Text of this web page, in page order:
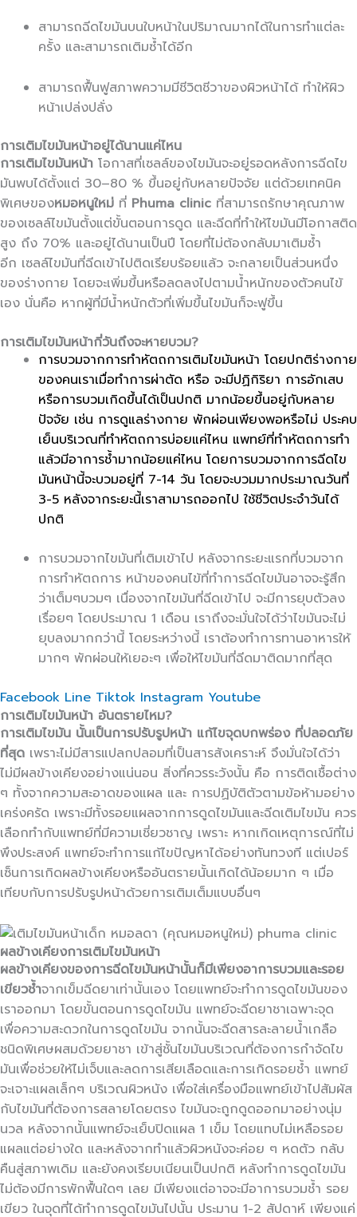
สามารถฉีดไขมันบนใบหน้าในปริมาณมากได้ในการทำแต่ละ
ครั้ง และสามารถเติมซ้ำได้อีก
สามารถฟื้นฟูสภาพความมีชีวิตชีวาของผิวหน้าได้ ทำให้ผิว
หน้าเปล่งปลั่ง
การเติมไขมันหน้าอยู่ได้นานแค่ไหน
การเติมไขมันหน้า โอกาสที่เซลล์ของไขมันจะอยู่รอดหลังการฉีดไข
มันพบได้ตั้งแต่ 30–80 % ขึ้นอยู่กับหลายปัจจัย แต่ด้วยเทคนิค
พิเศษของหมอหนูใหม่ ที่ Phuma clinic ที่สามารถรักษาคุณภาพ
ของเซลล์ไขมันตั้งแต่ขั้นตอนการดูด และฉีดที่ทำให้ไขมันมีโอกาสติด
สูง ถึง 70% และอยู่ได้นานเป็นปี โดยที่ไม่ต้องกลับมาเติมซ้ำ
อีก เซลล์ไขมันที่ฉีดเข้าไปติดเรียบร้อยแล้ว จะกลายเป็นส่วนหนึ่ง
ของร่างกาย โดยจะเพิ่มขึ้นหรือลดลงไปตามน้ำหนักของตัวคนไข้
เอง นั่นคือ หากผู้ที่มีน้ำหนักตัวที่เพิ่มขึ้นไขมันก็จะฟูขึ้น
การเติมไขมันหน้ากี่วันถึงจะหายบวม?
การบวมจากการทำหัตถการเติมไขมันหน้า โดยปกติร่างกาย
ของคนเราเมื่อทำการผ่าตัด หรือ จะมีปฏิกิริยา การอักเสบ
หรือการบวมเกิดขึ้นได้เป็นปกติ มากน้อยขึ้นอยู่กับหลาย
ปัจจัย เช่น การดูแลร่างกาย พักผ่อนเพียงพอหรือไม่ ประคบ
เย็นบริเวณที่ทำหัตถการบ่อยแค่ไหน แพทย์ที่ทำหัตถการทำ
แล้วมีอาการช้ำมากน้อยแค่ไหน โดยการบวมจากการฉีดไข
มันหน้านี้จะบวมอยู่ที่ 7-14 วัน โดยจะบวมมากประมาณวันที่
3-5 หลังจากระยะนี้เราสามารถออกไป ใช้ชีวิตประจำวันได้
ปกติ
การบวมจากไขมันที่เติมเข้าไป หลังจากระยะแรกที่บวมจาก
การทำหัตถการ หน้าของคนไข้ที่ทำการฉีดไขมันอาจจะรู้สึก
ว่าเต็มๆบวมๆ เนื่องจากไขมันที่ฉีดเข้าไป จะมีการยุบตัวลง
เรื่อยๆ โดยประมาณ 1 เดือน เราถึงจะมั่นใจได้ว่าไขมันจะไม่
ยุบลงมากกว่านี้ โดยระหว่างนี้ เราต้องทำการทานอาหารให้
มากๆ พักผ่อนให้เยอะๆ เพื่อให้ไขมันที่ฉีดมาติดมากที่สุด
Facebook Line Tiktok Instagram Youtube
การเติมไขมันหน้า อันตรายไหม?
การเติมไขมัน นั้นเป็นการปรับรูปหน้า แก้ไขจุดบกพร่อง ที่ปลอดภัย
ที่สุด เพราะไม่มีสารแปลกปลอมที่เป็นสารสังเคราะห์ จึงมั่นใจได้ว่า
ไม่มีผลข้างเคียงอย่างแน่นอน สิ่งที่ควรระวังนั้น คือ การติดเชื้อต่าง
ๆ ทั้งจากความสะอาดของแผล และ การปฏิบัติตัวตามข้อห้ามอย่าง
เคร่งครัด เพราะมีทั้งรอยแผลจากการดูดไขมันและฉีดเติมไขมัน ควร
เลือกทำกับแพทย์ที่มีความเชี่ยวชาญ เพราะ หากเกิดเหตุการณ์ที่ไม่
พึงประสงค์ แพทย์จะทำการแก้ไขปัญหาได้อย่างทันทวงที แต่เปอร์
เซ็นการเกิดผลข้างเคียงหรืออันตรายนั้นเกิดได้น้อยมาก ๆ เมื่อ
เทียบกับการปรับรูปหน้าด้วยการเติมเต็มแบบอื่นๆ
ผลข้างเคียงการเติมไขมันหน้า
ผลข้างเคียงของการฉีดไขมันหน้านั้นก็มีเพียงอาการบวมและรอย
เขียวช้ำจากเข็มฉีดยาเท่านั้นเอง โดยแพทย์จะทำการดูดไขมันของ
เราออกมา โดยขั้นตอนการดูดไขมัน แพทย์จะฉีดยาชาเฉพาะจุด
เพื่อความสะดวกในการดูดไขมัน จากนั้นจะฉีดสารละลายน้ำเกลือ
ชนิดพิเศษผสมด้วยยาชา เข้าสู่ชั้นไขมันบริเวณที่ต้องการกำจัดไข
มันเพื่อช่วยให้ไม่เจ็บและลดการเสียเลือดและการเกิดรอยช้ำ แพทย์
จะเจาะแผลเล็กๆ บริเวณผิวหนัง เพื่อใส่เครื่องมือแพทย์เข้าไปสัมผัส
กับไขมันที่ต้องการสลายโดยตรง ไขมันจะถูกดูดออกมาอย่างนุ่ม
นวล หลังจากนั้นแพทย์จะเย็บปิดแผล 1 เข็ม โดยแทบไม่เหลือรอย
แผลแต่อย่างใด และหลังจากทำแล้วผิวหนังจะค่อย ๆ หดตัว กลับ
คืนสู่สภาพเดิม และยังคงเรียบเนียนเป็นปกติ หลังทำการดูดไขมัน
ไม่ต้องมีการพักฟื้นใดๆ เลย มีเพียงแต่อาจจะมีอาการบวมช้ำ รอย
เขียว ในจุดที่ได้ทำการดูดไขมันไปนั้น ประมาน 1-2 สัปดาห์ เพียงแค่